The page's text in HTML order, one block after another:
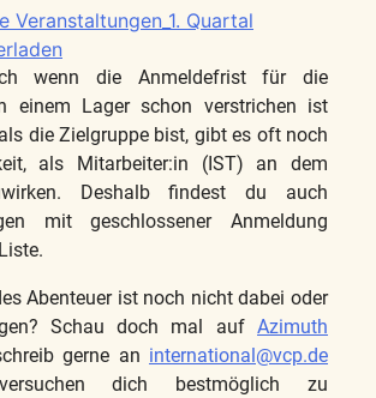
Veranstaltungen_1. Quartal
wenn die Anmeldefrist für die
einem Lager schon verstrichen ist
die Zielgruppe bist, gibt es oft noch
als Mitarbeiter:in (IST) an dem
Deshalb findest du auch
mit geschlossener Anmeldung
Abenteuer ist noch nicht dabei oder
Schau doch mal auf Azimuth
gerne an international@vcp.de
dich bestmöglich zu